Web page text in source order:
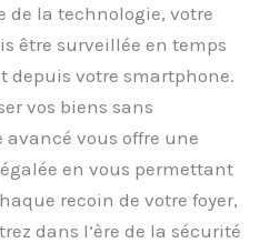
de la technologie, votre
être surveillée en temps
depuis votre smartphone.
vos biens sans
avancé vous offre une
en vous permettant
recoin de votre foyer,
dans l’ère de la sécurité